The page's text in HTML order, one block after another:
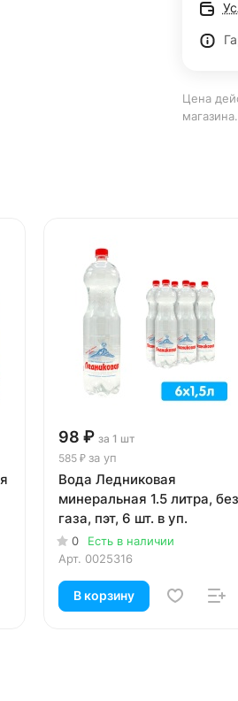
Цена
магазина.
98 ₽ за 1 шт
585 ₽ за уп
Вода Ледниковая
минеральная 1.5 литра, без
газа, пэт, 6 шт. в уп.
0
Есть в наличии
Арт. 0025316
В корзину